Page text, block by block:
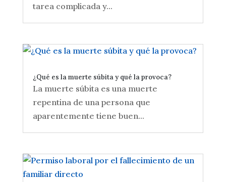
tarea complicada y...
¿Qué es la muerte súbita y qué la provoca?
La muerte súbita es una muerte
repentina de una persona que
aparentemente tiene buen...